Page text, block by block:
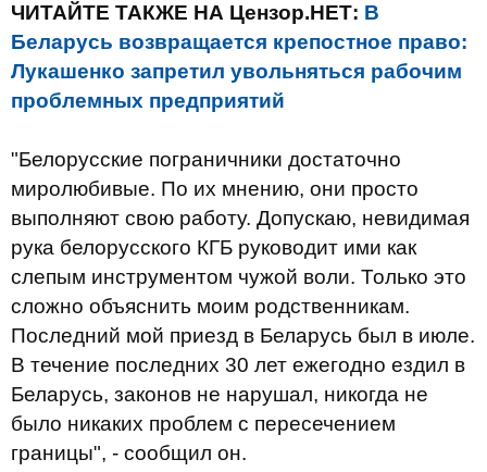
ЧИТАЙТЕ ТАКЖЕ НА Цензор.НЕТ: В
Беларусь возвращается крепостное право:
Лукашенко запретил увольняться рабочим
проблемных предприятий
"Белорусские пограничники достаточно
миролюбивые. По их мнению, они просто
выполняют свою работу. Допускаю, невидимая
рука белорусского КГБ руководит ими как
слепым инструментом чужой воли. Только это
сложно объяснить моим родственникам.
Последний мой приезд в Беларусь был в июле.
В течение последних 30 лет ежегодно ездил в
Беларусь, законов не нарушал, никогда не
было никаких проблем с пересечением
границы", - сообщил он.